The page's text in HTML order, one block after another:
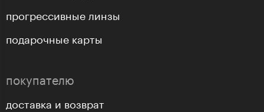
прогрессивные линзы
подарочные карты
покупателю
доставка и возврат